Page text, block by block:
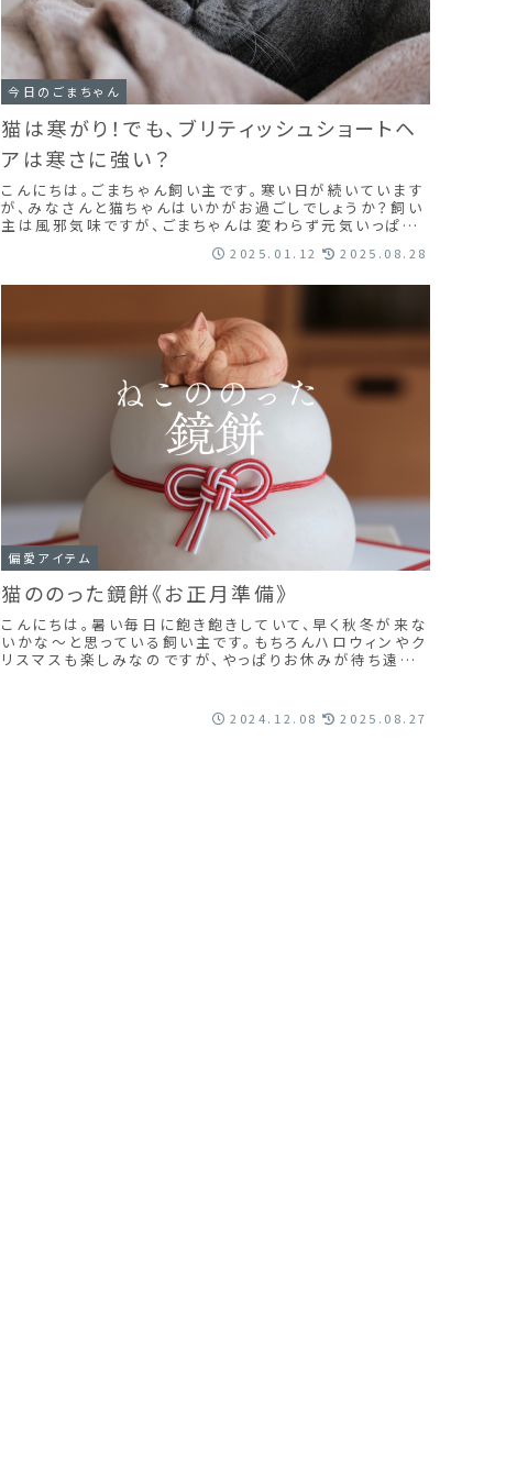
今日のごまちゃん
猫は寒がり！でも、ブリティッシュショートヘ
アは寒さに強い？
こんにちは。ごまちゃん飼い主です。寒い日が続いています
が、みなさんと猫ちゃんはいかがお過ごしでしょうか？飼い
主は風邪気味ですが、ごまちゃんは変わらず元気いっぱい。
2025.01.12 2025.08.28
偏愛アイテム
猫ののった鏡餅《お正月準備》
こんにちは。暑い毎日に飽き飽きしていて、早く秋冬が来な
いかな〜と思っている飼い主です。もちろんハロウィンやク
リスマスも楽しみなのですが、やっぱりお休みが待ち遠し
2024.12.08 2025.08.27